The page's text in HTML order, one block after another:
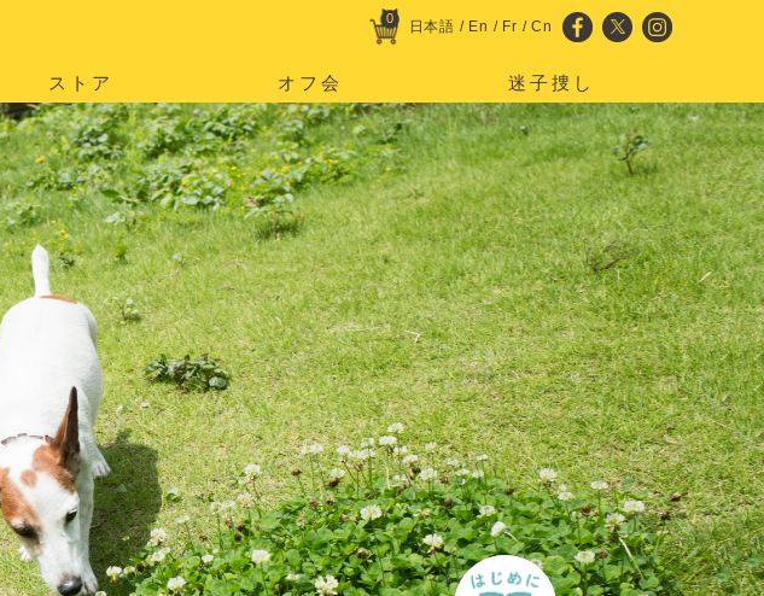
0 日本語 / En / Fr /Cn
ストア オフ会 迷子捜し